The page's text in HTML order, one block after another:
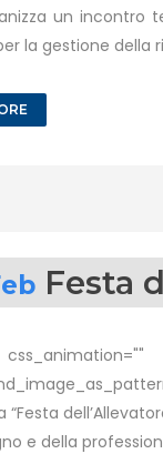
un incontro
la gestione della
Festa
“Festa
e della